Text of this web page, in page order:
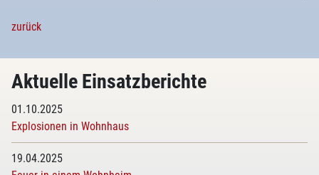
zurück
Aktuelle Einsatzberichte
01.10.2025
Explosionen in Wohnhaus
19.04.2025